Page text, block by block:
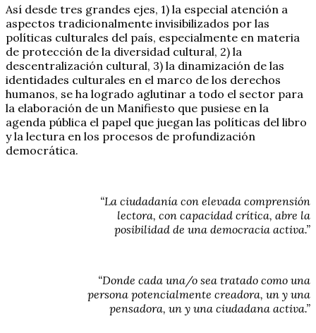
Así desde tres grandes ejes, 1) la especial atención a
aspectos tradicionalmente invisibilizados por las
políticas culturales del país, especialmente en materia
de protección de la diversidad cultural, 2) la
descentralización cultural, 3) la dinamización de las
identidades culturales en el marco de los derechos
humanos, se ha logrado aglutinar a todo el sector para
la elaboración de un Manifiesto que pusiese en la
agenda pública el papel que juegan las políticas del libro
y la lectura en los procesos de profundización
democrática.
“La ciudadanía con elevada comprensión
lectora, con capacidad crítica, abre la
posibilidad de una democracia activa.”
“Donde cada una/o sea tratado como una
persona potencialmente creadora, un y una
pensadora, un y una ciudadana activa.”